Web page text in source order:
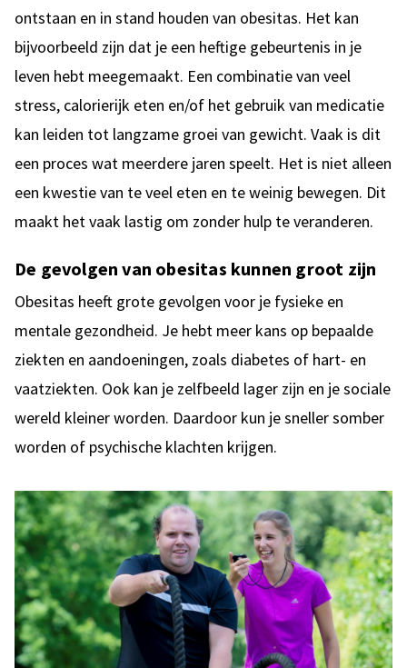
ontstaan en in stand houden van obesitas. Het kan
bijvoorbeeld zijn dat je een heftige gebeurtenis in je
leven hebt meegemaakt. Een combinatie van veel
stress, calorierijk eten en/of het gebruik van medicatie
kan leiden tot langzame groei van gewicht. Vaak is dit
een proces wat meerdere jaren speelt. Het is niet alleen
een kwestie van te veel eten en te weinig bewegen. Dit
maakt het vaak lastig om zonder hulp te veranderen.
De gevolgen van obesitas kunnen groot zijn
Obesitas heeft grote gevolgen voor je fysieke en
mentale gezondheid. Je hebt meer kans op bepaalde
ziekten en aandoeningen, zoals diabetes of hart- en
vaatziekten. Ook kan je zelfbeeld lager zijn en je sociale
wereld kleiner worden. Daardoor kun je sneller somber
worden of psychische klachten krijgen.